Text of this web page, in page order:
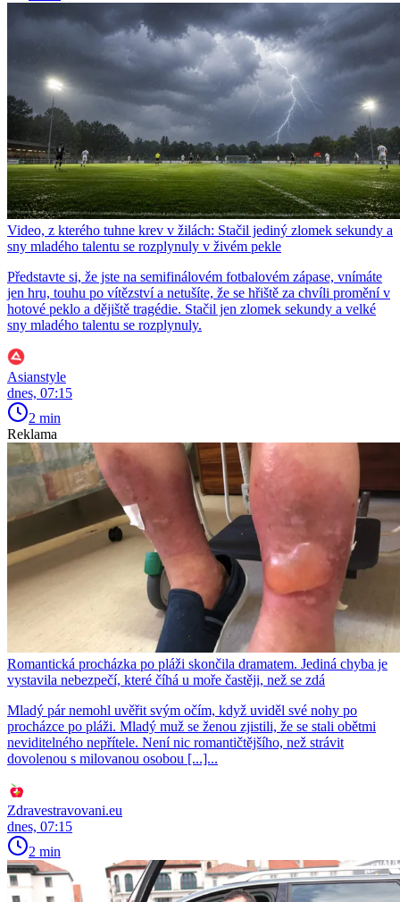
Video, z kterého tuhne krev v žilách: Stačil jediný zlomek sekundy a
sny mladého talentu se rozplynuly v živém pekle
Představte si, že jste na semifinálovém fotbalovém zápase, vnímáte
jen hru, touhu po vítězství a netušíte, že se hřiště za chvíli promění v
hotové peklo a dějiště tragédie. Stačil jen zlomek sekundy a velké
sny mladého talentu se rozplynuly.
Asianstyle
dnes, 07:15
2 min
Reklama
Romantická procházka po pláži skončila dramatem. Jediná chyba je
vystavila nebezpečí, které číhá u moře častěji, než se zdá
Mladý pár nemohl uvěřit svým očím, když uviděl své nohy po
procházce po pláži. Mladý muž se ženou zjistili, že se stali obětmi
neviditelného nepřítele. Není nic romantičtějšího, než strávit
dovolenou s milovanou osobou [...]...
Zdravestravovani.eu
dnes, 07:15
2 min